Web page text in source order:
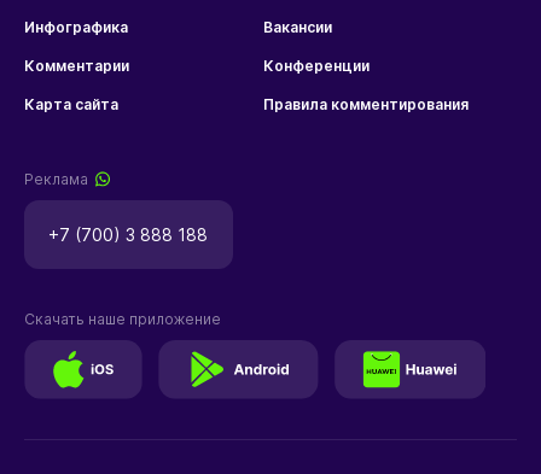
Инфографика Вакансии
Комментарии Конференции
Карта сайта Правила комментирования
Реклама
+7 (700) 3 888 188
Скачать наше приложение